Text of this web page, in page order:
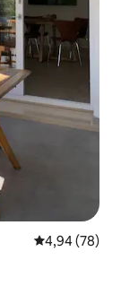
Évaluation
4,94 (78)